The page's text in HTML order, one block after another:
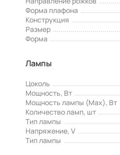
Форма плафона
Конструкция
Размер
Форма
Лампы
Цоколь
Мощность, Вт
Мощность лампы (Max), Вт
Количество ламп, шт
Тип лампы
Напряжение, V
Тип лампы